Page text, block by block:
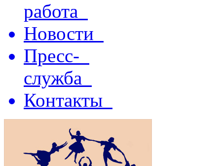
работа
Новости
Пресс-
служба
Контакты